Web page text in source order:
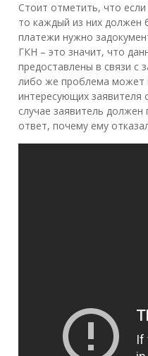
Стоит отметить, что
то каждый из них должен
платежи нужно
ГКН – это значит, что
предоставлены в связи с
либо же проблема может
интересующих заявителя
случае заявитель
ответ, почему ему